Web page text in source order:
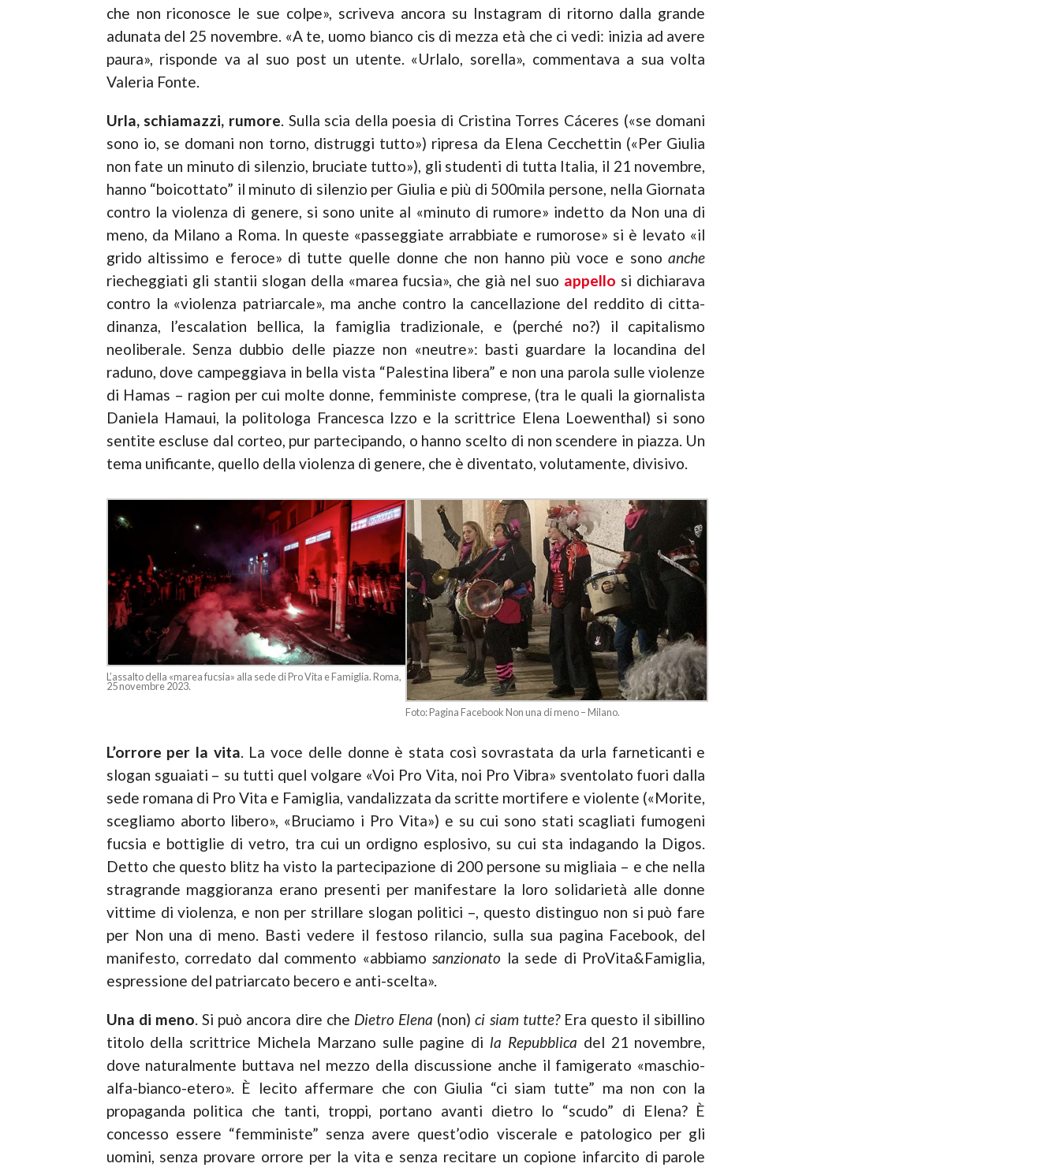
che non riconosce le sue colpe», scriveva ancora su Instagram di ritorno dalla grande
adunata del 25 novembre. «A te, uomo bianco cis di mezza età che ci vedi: inizia ad avere
paura», risponde­ va al suo post un utente. «Urlalo, sorella», commenta­va a sua volta
Valeria Fonte.
Urla, schiamazzi, rumore. Sulla scia della poesia di Cristina Torres Cáceres («se domani
sono io, se do­mani non torno, distruggi tutto») ripresa da Elena Cecchettin («Per Giulia
non fate un minuto di silenzio, bruciate tutto»), gli studenti di tutta Italia, il 21 novembre,
hanno “boicottato” il minuto di silenzio per Giulia e più di 500mila persone, nella Giornata
contro la violenza di genere, si sono unite al «minuto di ru­more» indetto da Non una di
meno, da Milano a Ro­ma. In queste «passeggiate arrabbiate e rumorose» si è levato «il
grido altissimo e feroce» di tutte quelle donne che non hanno più voce e sonoanche
riecheggiati gli stantii slogan della «marea fucsia», che già nel suo appello si dichiarava
contro la «violenza patriarcale», ma anche contro la cancellazione del reddito di citta­
dinanza, l’escalation bellica, la famiglia tradizionale, e (perché no?) il capitalismo
neoliberale. Senza dubbio delle piazze non «neutre»: basti guardare la locandi­na del
raduno, dove campeggiava in bella vista “Pa­lestina libera” e non una parola sulle violenze
di Hamas – ragion per cui molte donne, femministe comprese, (tra le quali la giornalista
Daniela Hamaui, la polito­loga Francesca Izzo e la scrittrice Elena Loewenthal) si sono
sentite escluse dal corteo, pur partecipando, o hanno scelto di non scendere in piazza. Un
tema uni­ficante, quello della violenza di genere, che è diventato, volutamente, divisivo.
L’assalto della «marea fucsia» alla sede di Pro Vita e Famiglia. Roma,
25 novembre 2023.
Foto: Pagina Facebook Non una di meno – Milano.
L’orrore per la vita. La voce delle donne è stata co­sì sovrastata da urla farneticanti e
slogan sguaiati – su tutti quel volgare «Voi Pro Vita, noi Pro Vibra» svento­lato fuori dalla
sede romana di Pro Vita e Famiglia, vandalizzata da scritte mortifere e violente («Morite,
scegliamo aborto libero», «Bruciamo i Pro Vita») e su cui sono stati scagliati fumogeni
fucsia e bottiglie di vetro, tra cui un ordigno esplosivo, su cui sta inda­gando la Digos.
Detto che questo blitz ha visto la parte­cipazione di 200 persone su migliaia – e che nella
stragrande maggioranza erano presenti per manifesta­re la loro solidarietà alle donne
vittime di violenza, e non per strillare slogan politici –, questo distinguo non si può fare
per Non una di meno. Basti vedere il fe­stoso rilancio, sulla sua pagina Facebook, del
manife­sto, corredato dal commento «abbiamosanzionato la sede di ProVita&Famiglia,
espressione del patriarcato becero e anti­-scelta».
Una di meno. Si può ancora dire che Dietro Elena (non)ci siam tutte?Era questo il sibillino
titolo della scrittrice Michela Marzano sulle pagine di la Repubbli­ca del 21 novembre,
dove naturalmente buttava nel mezzo della discussione anche il famigerato «maschio­-
alfa-­bianco-­etero». È lecito affermare che con Giulia “ci siam tutte” ma non con la
propaganda politica che tanti, troppi, portano avanti dietro lo “scudo” di Ele­na? È
concesso essere “femministe” senza avere que­st’odio viscerale e patologico per gli
uomini, senza provare orrore per la vita e senza recitare un copione infarcito di parole